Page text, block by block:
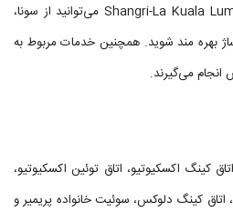
است. در بخش اسپای هتل Shangri-La Kuala Lumpur می‌توانید از سونا،
بهره مند شوید. همچنین خدمات مربوط به
می‌گیرند.
کینگ اکسکیوتیو، اتاق توئین اکسکیوتیو،
اتاق کینگ دلوکس، سوئیت خانواده پریمیر و